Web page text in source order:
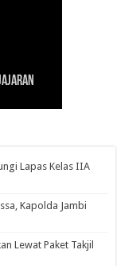
Polda
Lapas Kelas IIA
Kapolda Jambi
Lewat Paket Takjil